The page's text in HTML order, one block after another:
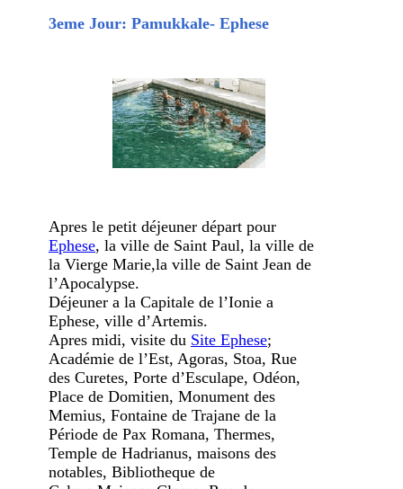
3eme Jour: Pamukkale- Ephese
Apres le petit déjeuner départ pour
Ephese, la ville de Saint Paul, la ville de
la Vierge Marie,la ville de Saint Jean de
l’Apocalypse.
Déjeuner a la Capitale de l’Ionie a
Ephese, ville d’Artemis.
Apres midi, visite du Site Ephese;
Académie de l’Est, Agoras, Stoa, Rue
des Curetes, Porte d’Esculape, Odéon,
Place de Domitien, Monument des
Memius, Fontaine de Trajane de la
Période de Pax Romana, Thermes,
Temple de Hadrianus, maisons des
notables, Bibliotheque de